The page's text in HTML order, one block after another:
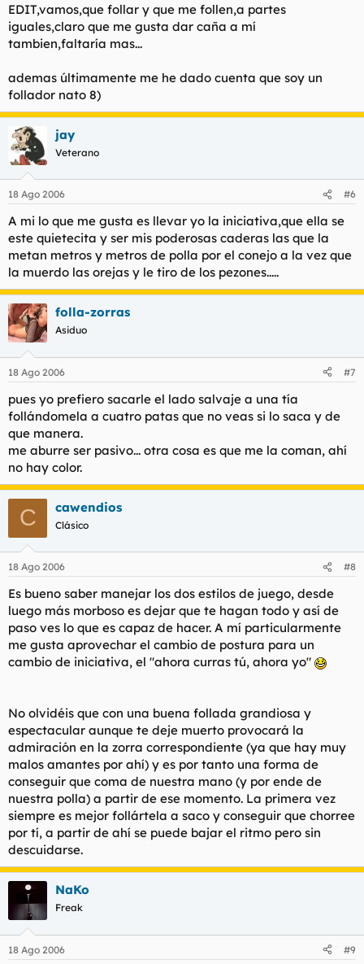
EDIT,vamos,que follar y que me follen,a partes
iguales,claro que me gusta dar caña a mí
tambien,faltaría mas...
ademas últimamente me he dado cuenta que soy un
follador nato 8)
jay
Veterano
18 Ago 2006 #6
A mi lo que me gusta es llevar yo la iniciativa,que ella se
este quietecita y ser mis poderosas caderas las que la
metan metros y metros de polla por el conejo a la vez que
la muerdo las orejas y le tiro de los pezones.....
folla-zorras
Asiduo
18 Ago 2006 #7
pues yo prefiero sacarle el lado salvaje a una tía
follándomela a cuatro patas que no veas si lo saca y de
que manera.
me aburre ser pasivo... otra cosa es que me la coman, ahí
no hay color.
C cawendios
Clásico
18 Ago 2006 #8
Es bueno saber manejar los dos estilos de juego, desde
luego más morboso es dejar que te hagan todo y así de
paso ves lo que es capaz de hacer. A mí particularmente
me gusta aprovechar el cambio de postura para un
cambio de iniciativa, el "ahora curras tú, ahora yo"
No olvidéis que con una buena follada grandiosa y
espectacular aunque te deje muerto provocará la
admiración en la zorra correspondiente (ya que hay muy
malos amantes por ahí) y es por tanto una forma de
conseguir que coma de nuestra mano (y por ende de
nuestra polla) a partir de ese momento. La primera vez
siempre es mejor follártela a saco y conseguir que chorree
por tí, a partir de ahí se puede bajar el ritmo pero sin
descuidarse.
NaKo
Freak
18 Ago 2006 #9